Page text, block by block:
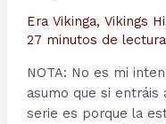
Era Vikinga, Vikings
27 minutos de lectura
NOTA: No es mi
asumo que si
serie es porque la